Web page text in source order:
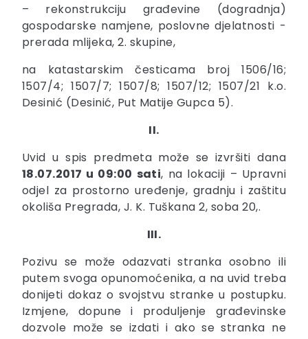
– rekonstrukciju građevine (dogradnja)
gospodarske namjene, poslovne djelatnosti -
prerada mlijeka, 2. skupine,
na katastarskim česticama broj 1506/16;
1507/4; 1507/7; 1507/8; 1507/12; 1507/21 k.o.
Desinić (Desinić, Put Matije Gupca 5).
II.
Uvid u spis predmeta može se izvršiti dana
18.07.2017 u 09:00 sati, na lokaciji – Upravni
odjel za prostorno uređenje, gradnju i zaštitu
okoliša Pregrada, J. K. Tuškana 2, soba 20,.
III.
Pozivu se može odazvati stranka osobno ili
putem svoga opunomoćenika, a na uvid treba
donijeti dokaz o svojstvu stranke u postupku.
Izmjene, dopune i produljenje građevinske
dozvole može se izdati i ako se stranka ne